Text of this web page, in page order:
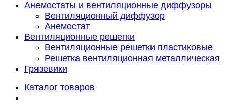
Анемостаты и вентиляционные диффузоры
Вентиляционный диффузор
Анемостат
Вентиляционные решетки
Вентиляционные решетки пластиковые
Решетка вентиляционная металлическая
Грязевики
Каталог товаров